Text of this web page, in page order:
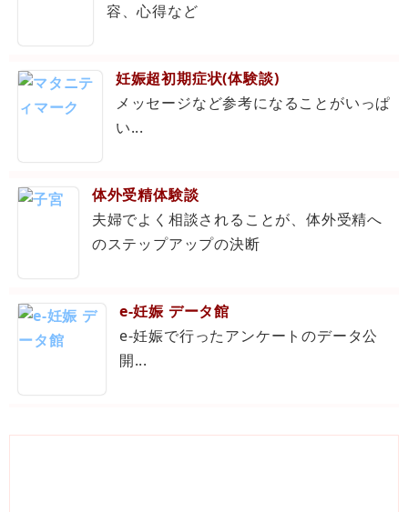
容、心得など
妊娠超初期症状(体験談)
メッセージなど参考になることがいっぱ
い...
体外受精体験談
夫婦でよく相談されることが、体外受精へ
のステップアップの決断
e-妊娠 データ館
e-妊娠で行ったアンケートのデータ公
開...